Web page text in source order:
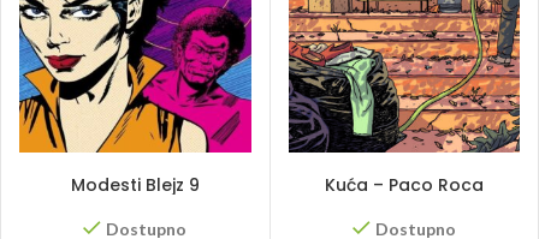
Modesti Blejz 9
Dostupno
Kuća – Paco Roca
Dostupno